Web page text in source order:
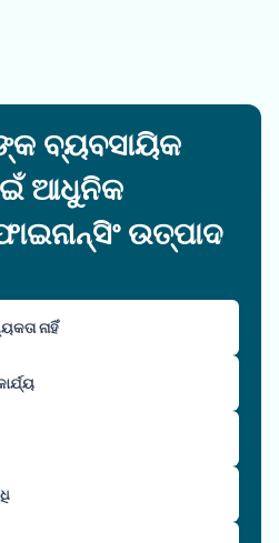
ବ୍ୟବସାୟିକ
ଆଧୁନିକ
ଉତ୍ପାଦ
ନାହିଁ